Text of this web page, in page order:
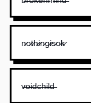
n̷o̷t̷h̷i̷n̷g̷i̷s̷o̷k̷
v̶o̶i̶d̶c̶h̶i̶l̶d̶